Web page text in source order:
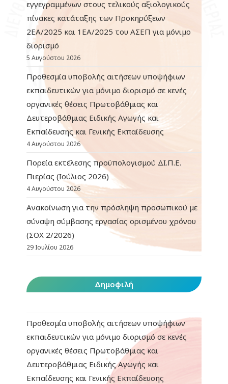
εγγεγραμμένων στους τελικούς αξιολογικούς
πίνακες κατάταξης των Προκηρύξεων
2ΕΑ/2025 και 1ΕΑ/2025 του ΑΣΕΠ για μόνιμο
διορισμό
5 Αυγούστου 2026
Προθεσμία υποβολής αιτήσεων υποψήφιων
εκπαιδευτικών για μόνιμο διορισμό σε κενές
οργανικές θέσεις Πρωτοβάθμιας και
Δευτεροβάθμιας Ειδικής Αγωγής και
Εκπαίδευσης και Γενικής Εκπαίδευσης
4 Αυγούστου 2026
Πορεία εκτέλεσης προϋπολογισμού ΔΙ.Π.Ε.
Πιερίας (Ιούλιος 2026)
4 Αυγούστου 2026
Ανακοίνωση για την πρόσληψη προσωπικού με
σύναψη σύμβασης εργασίας ορισμένου χρόνου
(ΣΟΧ 2/2026)
29 Ιουλίου 2026
Δημοφιλή
Προθεσμία υποβολής αιτήσεων υποψήφιων
εκπαιδευτικών για μόνιμο διορισμό σε κενές
οργανικές θέσεις Πρωτοβάθμιας και
Δευτεροβάθμιας Ειδικής Αγωγής και
Εκπαίδευσης και Γενικής Εκπαίδευσης